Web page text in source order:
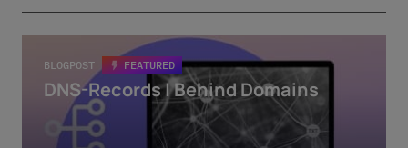
BLOGPOST FEATURED
DNS-Records | Behind Domains